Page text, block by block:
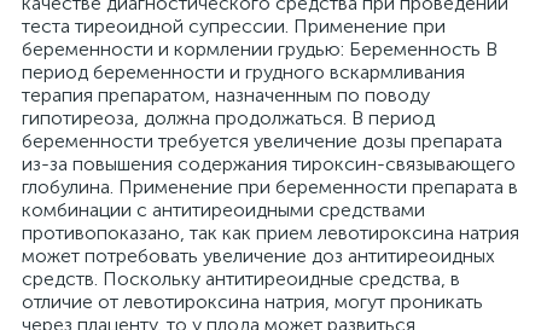
теста тиреоидной супрессии. Применение при
беременности и кормлении грудью: Беременность В
период беременности и грудного вскармливания
терапия препаратом, назначенным по поводу
гипотиреоза, должна продолжаться. В период
беременности требуется увеличение дозы препарата
из-за повышения содержания тироксин-связывающего
глобулина. Применение при беременности препарата в
комбинации с антитиреоидными средствами
противопоказано, так как прием левотироксина натрия
может потребовать увеличение доз антитиреоидных
средств. Поскольку антитиреоидные средства, в
отличие от левотироксина натрия, могут проникать
через плаценту, то у плода может развиться